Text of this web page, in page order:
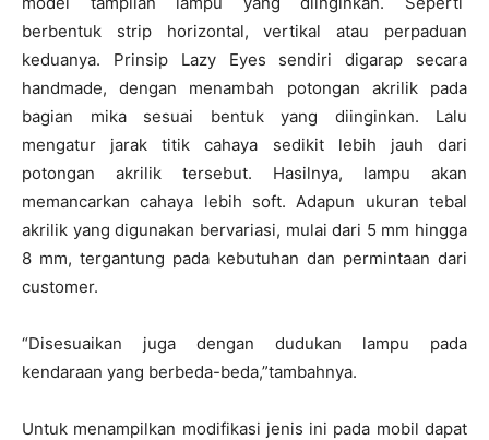
berbentuk strip horizontal, vertikal atau perpaduan
keduanya. Prinsip Lazy Eyes sendiri digarap secara
handmade, dengan menambah potongan akrilik pada
bagian mika sesuai bentuk yang diinginkan. Lalu
mengatur jarak titik cahaya sedikit lebih jauh dari
potongan akrilik tersebut. Hasilnya, lampu akan
memancarkan cahaya lebih soft. Adapun ukuran tebal
akrilik yang digunakan bervariasi, mulai dari 5 mm hingga
8 mm, tergantung pada kebutuhan dan permintaan dari
customer.
“Disesuaikan juga dengan dudukan lampu pada
kendaraan yang berbeda-beda,”tambahnya.
Untuk menampilkan modifikasi jenis ini pada mobil dapat